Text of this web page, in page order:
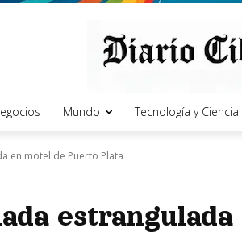
Mundo Tecnología y Ciencia
en motel de Puerto Plata
estrangulada